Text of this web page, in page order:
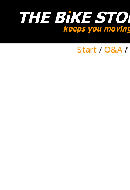
Start/ O&A/